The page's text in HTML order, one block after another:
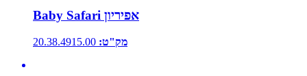
Baby Safari אפיריון
מק"ט: